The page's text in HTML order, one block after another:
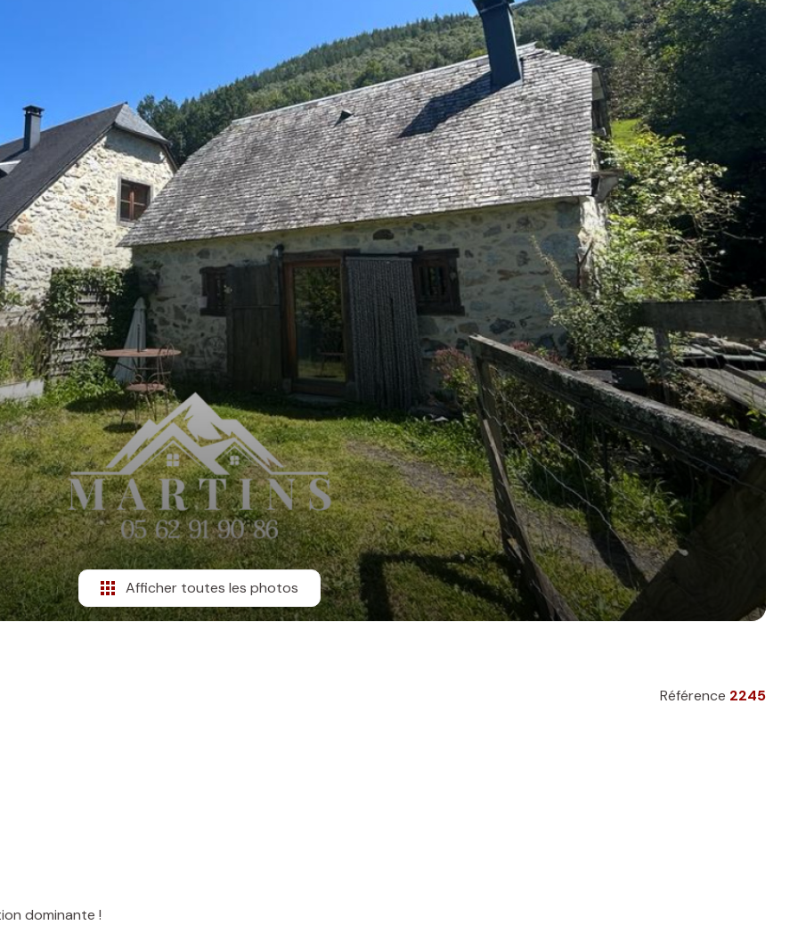
Afficher toutes les photos
Référence 2245
dominante !